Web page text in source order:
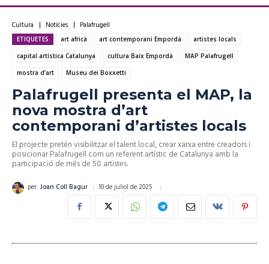
Cultura Notícies Palafrugell
ETIQUETES art africà art contemporani Empordà
artistes locals
capital artística Catalunya
cultura Baix Empordà
MAP Palafrugell
mostra d’art
Museu dei Boxxetti
Palafrugell presenta el MAP, la
nova mostra d’art
contemporani d’artistes locals
El projecte pretén visibilitzar el talent local, crear xarxa entre creadors i
posicionar Palafrugell com un referent artístic de Catalunya amb la
participació de més de 50 artistes.
per Joan Coll Bagur 10 de juliol de 2025